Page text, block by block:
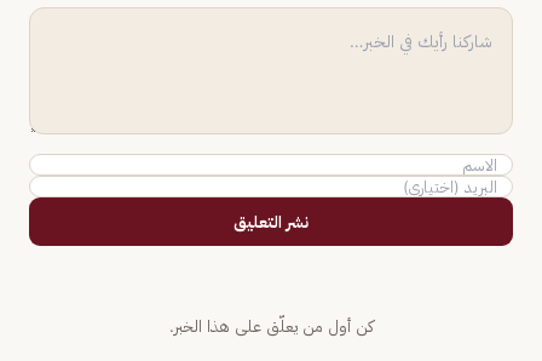
نشر التعليق
كن أول من يعلّق على هذا الخبر.